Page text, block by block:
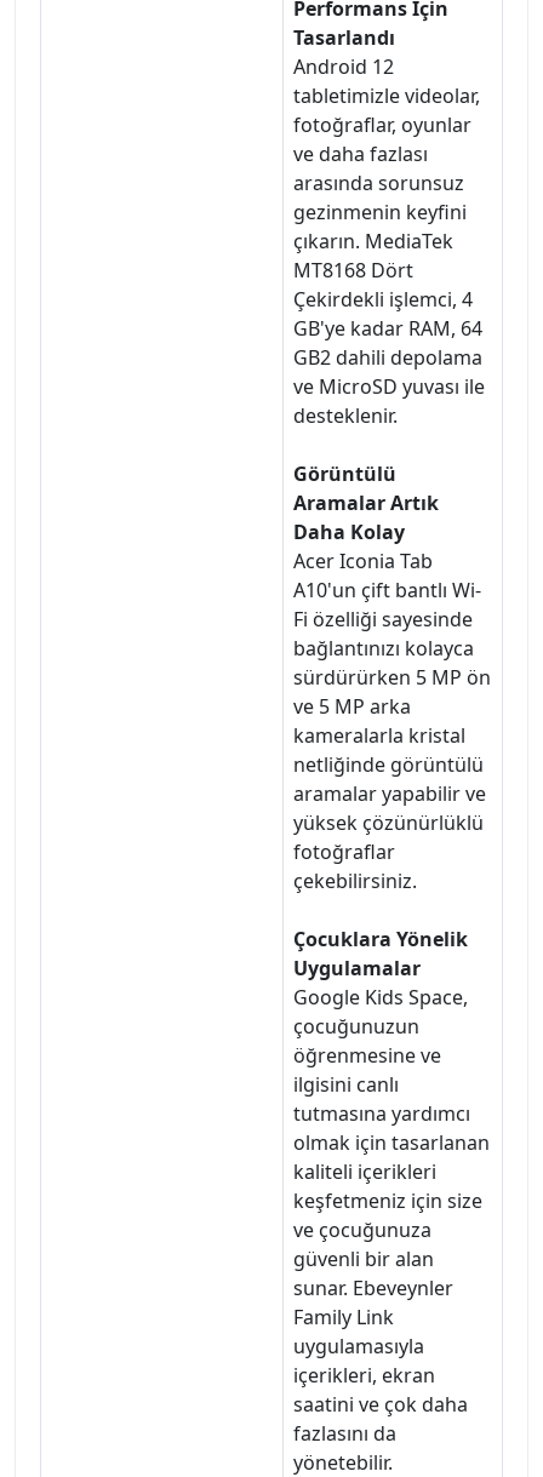
Performans İçin
Tasarlandı
Android 12
tabletimizle videolar,
fotoğraflar, oyunlar
ve daha fazlası
arasında sorunsuz
gezinmenin keyfini
çıkarın. MediaTek
MT8168 Dört
Çekirdekli işlemci, 4
GB'ye kadar RAM, 64
GB2 dahili depolama
ve MicroSD yuvası ile
desteklenir.
Görüntülü
Aramalar Artık
Daha Kolay
Acer Iconia Tab
A10'un çift bantlı Wi-
Fi özelliği sayesinde
bağlantınızı kolayca
sürdürürken 5 MP ön
ve 5 MP arka
kameralarla kristal
netliğinde görüntülü
aramalar yapabilir ve
yüksek çözünürlüklü
fotoğraflar
çekebilirsiniz.
Çocuklara Yönelik
Uygulamalar
Google Kids Space,
çocuğunuzun
öğrenmesine ve
ilgisini canlı
tutmasına yardımcı
olmak için tasarlanan
kaliteli içerikleri
keşfetmeniz için size
ve çocuğunuza
güvenli bir alan
sunar. Ebeveynler
Family Link
uygulamasıyla
içerikleri, ekran
saatini ve çok daha
fazlasını da
yönetebilir.